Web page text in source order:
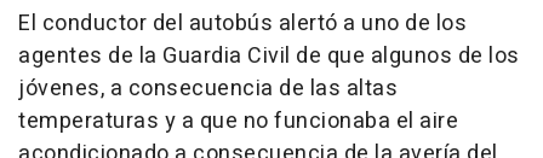
El conductor del autobús alertó a uno de los
agentes de la Guardia Civil de que algunos de los
jóvenes, a consecuencia de las altas
temperaturas y a que no funcionaba el aire